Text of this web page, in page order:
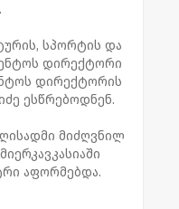
სპორტის და
დირექტორი
დირექტორის
ესწრებოდნენ.
მიძღვნილ
აფორმებდა.